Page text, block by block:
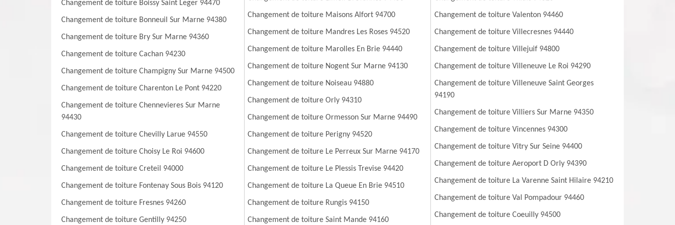
Changement de toiture Boissy Saint Leger 94470
Changement de toiture Bonneuil Sur Marne 94380
Changement de toiture Bry Sur Marne 94360
Changement de toiture Cachan 94230
Changement de toiture Champigny Sur Marne 94500
Changement de toiture Charenton Le Pont 94220
Changement de toiture Chennevieres Sur Marne
94430
Changement de toiture Chevilly Larue 94550
Changement de toiture Choisy Le Roi 94600
Changement de toiture Creteil 94000
Changement de toiture Fontenay Sous Bois 94120
Changement de toiture Fresnes 94260
Changement de toiture Gentilly 94250
Changement de toiture Maisons Alfort 94700
Changement de toiture Mandres Les Roses 94520
Changement de toiture Marolles En Brie 94440
Changement de toiture Nogent Sur Marne 94130
Changement de toiture Noiseau 94880
Changement de toiture Orly 94310
Changement de toiture Ormesson Sur Marne 94490
Changement de toiture Perigny 94520
Changement de toiture Le Perreux Sur Marne 94170
Changement de toiture Le Plessis Trevise 94420
Changement de toiture La Queue En Brie 94510
Changement de toiture Rungis 94150
Changement de toiture Saint Mande 94160
Changement de toiture Valenton 94460
Changement de toiture Villecresnes 94440
Changement de toiture Villejuif 94800
Changement de toiture Villeneuve Le Roi 94290
Changement de toiture Villeneuve Saint Georges
94190
Changement de toiture Villiers Sur Marne 94350
Changement de toiture Vincennes 94300
Changement de toiture Vitry Sur Seine 94400
Changement de toiture Aeroport D Orly 94390
Changement de toiture La Varenne Saint Hilaire 94210
Changement de toiture Val Pompadour 94460
Changement de toiture Coeuilly 94500